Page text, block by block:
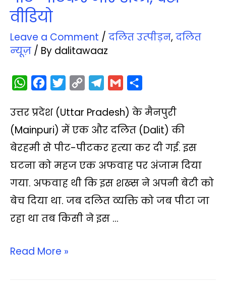
वीडियो
Leave a Comment / दलित उत्‍पीड़न, दलित
न्‍यूज़ / By dalitawaaz
W
a
t
s
p
c
e
b
o
k
i
t
t
r
p
y
L
k
l
e
g
m
a
i
l
a
r
e
उत्तर प्रदेश (Uttar Pradesh) के मैनपुरी
(Mainpuri) में एक और दलित (Dalit) की
बेरहमी से पीट-पीटकर हत्‍या कर दी गई. इस
घटना को महज एक अफवाह पर अंजाम दिया
गया. अफवाह थी कि इस शख्‍स ने अपनी बेटी को
बेच दिया था. जब दलित व्यक्ति को जब पीटा जा
रहा था तब किसी ने इस …
Read More »